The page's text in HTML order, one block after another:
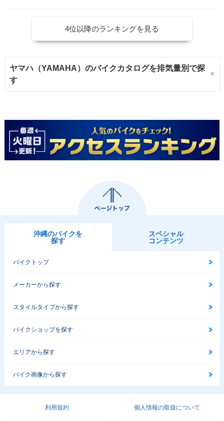
4位以降のランキングを見る
ヤマハ（YAMAHA）のバイクカタログを排気量別で探
す
沖縄のバイクを
探す
スペシャル
コンテンツ
バイクトップ
メーカーから探す
スタイルタイプから探す
バイクショップを探す
エリアから探す
バイク画像から探す
利用規約 個人情報の取扱について